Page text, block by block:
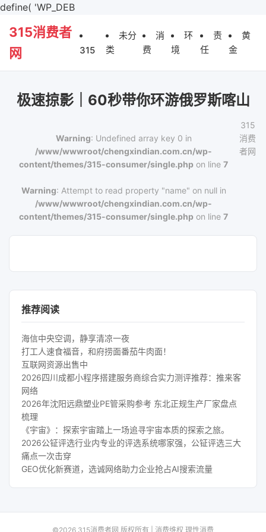
define( 'WP_DEB
315消费者
网
315
未分
类
消
费
环
境
责
任
黄
金
极速掠影｜60秒带你环游俄罗斯喀山
Warning: Undefined array key 0 in
/www/wwwroot/chengxindian.com.cn/wp-
content/themes/315-consumer/single.php on line7
Warning: Attempt to read property "name" on null in
/www/wwwroot/chengxindian.com.cn/wp-
content/themes/315-consumer/single.php on line7
315
消费
者网
推荐阅读
海信中央空调，静享清凉一夜
打工人速食福音，和府捞面番茄牛肉面！
互联网资源出售中
2026四川成都小程序搭建服务商综合实力测评推荐：推来客
网络
2026年沈阳远鼎塑业PE管采购参考 东北正规生产厂家盘点
梳理
《宇宙》：探索宇宙踏上一场追寻宇宙本质的探索之旅。
2026公钲评选行业内专业的评选系统哪家强，公钲评选三大
痛点一次击穿
GEO优化新赛道，选诚网络助力企业抢占AI搜索流量
©2026 315消费者网 版权所有 | 消费维权 理性消费